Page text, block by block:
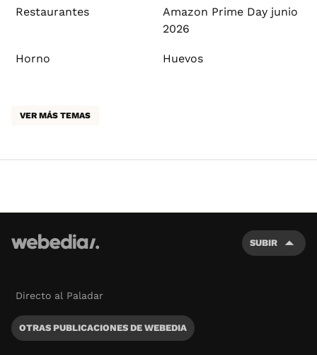
Restaurantes
Amazon Prime Day junio
2026
Horno Huevos
VER MÁS TEMAS
SUBIR
Directo al Paladar
OTRAS PUBLICACIONES DE WEBEDIA